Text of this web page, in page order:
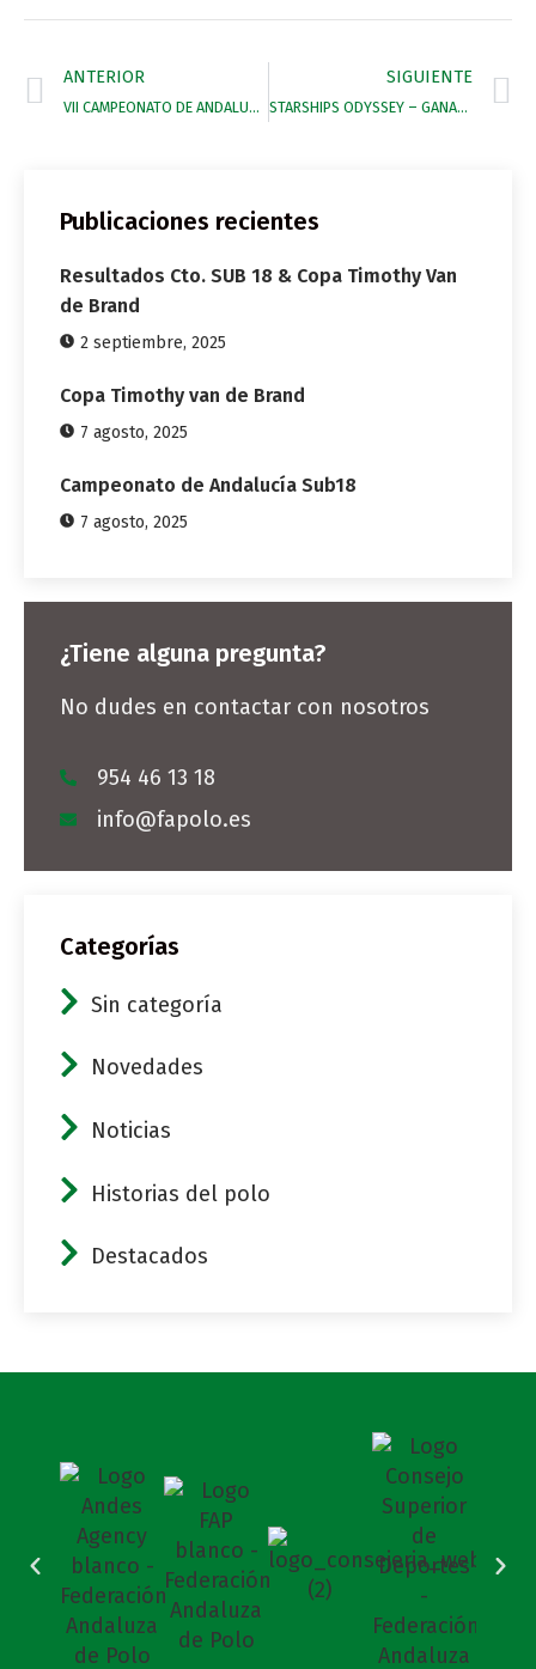
ANTERIOR
VII CAMPEONATO DE ANDALUCIA JUVENIL-INFANTIL
SIGUIENTE
STARSHIPS ODYSSEY – GANADORA CAMPEONATO DE ESPAÑA BH 2015
Publicaciones recientes
Resultados Cto. SUB 18 & Copa Timothy Van
de Brand
2 septiembre, 2025
Copa Timothy van de Brand
7 agosto, 2025
Campeonato de Andalucía Sub18
7 agosto, 2025
¿Tiene alguna pregunta?
No dudes en contactar con nosotros
954 46 13 18
info@fapolo.es
Categorías
Sin categoría
Novedades
Noticias
Historias del polo
Destacados